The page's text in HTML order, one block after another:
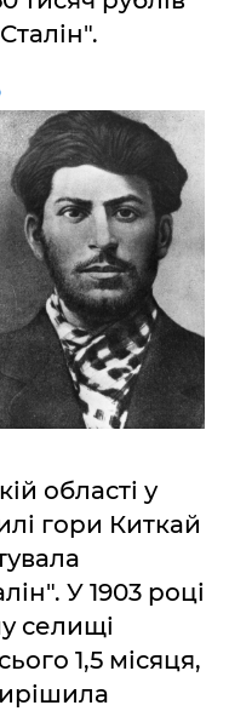
області у
гори Киткай
У 1903 році
селищі
1,5 місяця,